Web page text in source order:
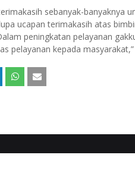
sebanyak-banyaknya
ucapan terimakasih atas
peningkatan pelayanan
pelayanan kepada